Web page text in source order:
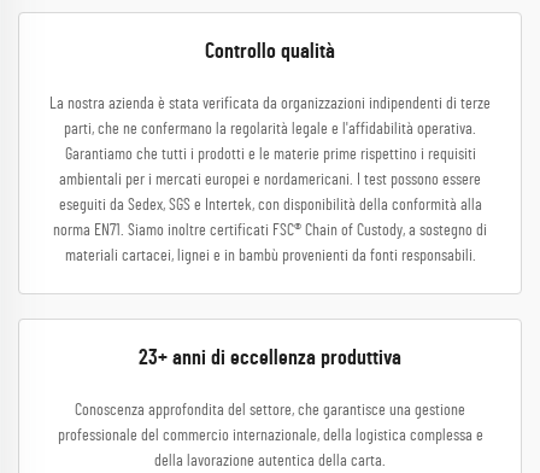
Controllo qualità
La nostra azienda è stata verificata da organizzazioni indipendenti di terze
parti, che ne confermano la regolarità legale e l'affidabilità operativa.
Garantiamo che tutti i prodotti e le materie prime rispettino i requisiti
ambientali per i mercati europei e nordamericani. I test possono essere
eseguiti da Sedex, SGS e Intertek, con disponibilità della conformità alla
norma EN71. Siamo inoltre certificati FSC® Chain of Custody, a sostegno di
materiali cartacei, lignei e in bambù provenienti da fonti responsabili.
23+ anni di eccellenza produttiva
Conoscenza approfondita del settore, che garantisce una gestione
professionale del commercio internazionale, della logistica complessa e
della lavorazione autentica della carta.